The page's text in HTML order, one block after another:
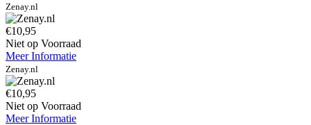
Zenay.nl
€10,95
Niet op Voorraad
Meer Informatie
Zenay.nl
€10,95
Niet op Voorraad
Meer Informatie